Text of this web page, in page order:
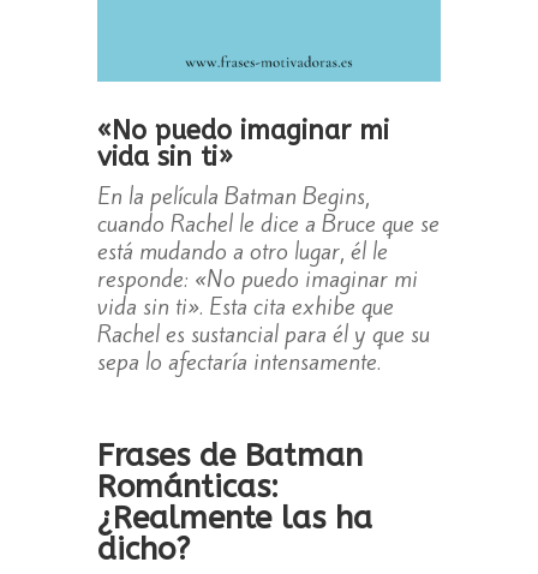
«No puedo imaginar mi
vida sin ti»
En la película Batman Begins,
cuando Rachel le dice a Bruce que se
está mudando a otro lugar, él le
responde: «No puedo imaginar mi
vida sin ti». Esta cita exhibe que
Rachel es sustancial para él y que su
sepa lo afectaría intensamente.
Frases de Batman
Románticas:
¿Realmente las ha
dicho?